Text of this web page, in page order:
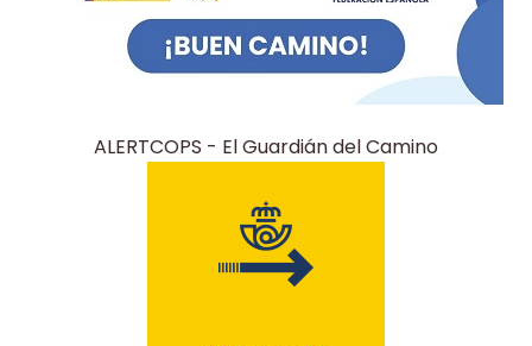
ALERTCOPS - El Guardián del Camino